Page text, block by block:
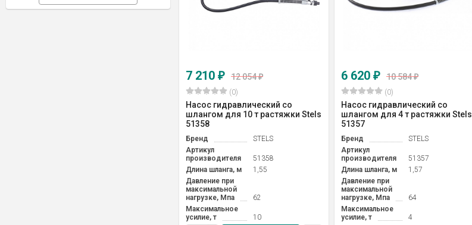
7 210₽ 12 054₽
(0)
Насос гидравлический со
шлангом для 10 т растяжки Stels
51358
Бренд
STELS
Артикул
производителя
51358
Длина шланга, м
1,55
Давление при
максимальной
нагрузке, Мпа
62
Максимальное
усилие, т
10
6 620 ₽ 10 584₽
(0)
Насос гидравлический со
шлангом для 4 т растяжки Stels
51357
Бренд
STELS
Артикул
производителя
51357
Длина шланга, м
1,57
Давление при
максимальной
нагрузке, Мпа
64
Максимальное
усилие, т
4